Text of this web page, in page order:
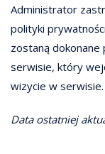
Administrator
polityki
zostaną
serwisie, który
wizycie w serwisie.
Data ostatniej